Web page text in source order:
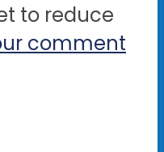
to reduce
comment